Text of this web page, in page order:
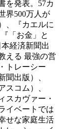
を発表。57カ
界500万人が
、『カエルに
「お金」と
経済新聞出
える 最強の営
トレーシー
聞出版）、
スコム）、
スカヴァー・
イベートでは
せな家庭生活